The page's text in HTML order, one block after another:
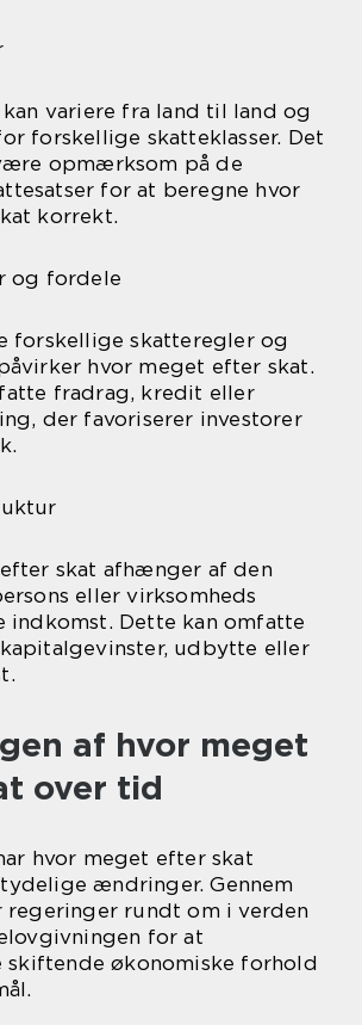
kan variere fra land til land og
forskellige skatteklasser. Det
opmærksom på de
for at beregne hvor
korrekt.
og fordele
forskellige skatteregler og
hvor meget efter skat.
fradrag, kredit eller
der favoriserer investorer
skat afhænger af den
eller virksomheds
Dette kan omfatte
udbytte eller
af hvor meget
over tid
hvor meget efter skat
ændringer. Gennem
regeringer rundt om i verden
for at
skiftende økonomiske forhold